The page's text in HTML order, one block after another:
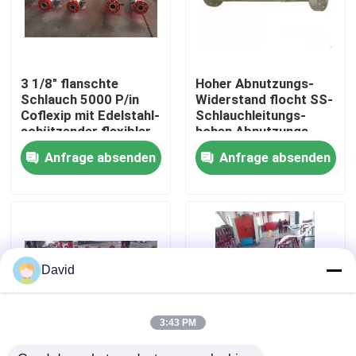
Qualitätskontrolle
Kontakt
Alle Fälle
Spülschlamm-Pumpe
3 1/8" flanschte
Schlauch 5000 P/in
Coflexip mit Edelstahl-
schützender flexibler
Abdeckung
Anfrage absenden
Hoher Abnutzungs-
Widerstand flocht SS-
Schlauchleitungs-
hohen Abnutzungs-
Widerstand
Anfrage absenden
David
3:43 PM